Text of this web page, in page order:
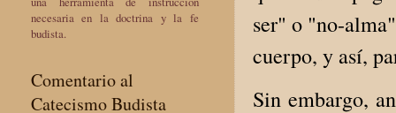
ser" o "no-
cuerpo, y así,
Sin embargo,
necesaria en la doctrina y la fe
budista.
Comentario al
Catecismo Budista